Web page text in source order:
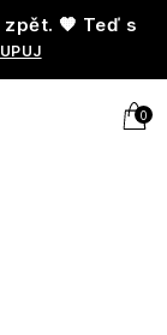
🧡 Teď s
0